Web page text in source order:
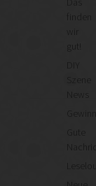
finden
gut!
Gute